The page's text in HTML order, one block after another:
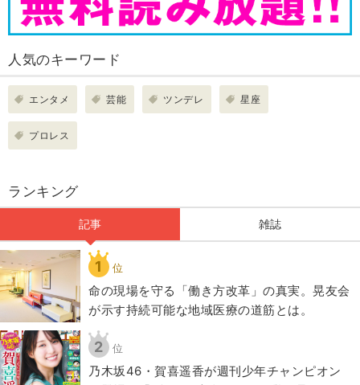
人気のキーワード
エンタメ 芸能 ツンデレ 星座
プロレス
ランキング
記事 雑誌
1 位
​命の現場を守る「働き方改革」の真実。晃友会
が示す持続可能な地域医療の道筋とは。
2 位
乃木坂46・賀喜遥香が週刊少年チャンピオン